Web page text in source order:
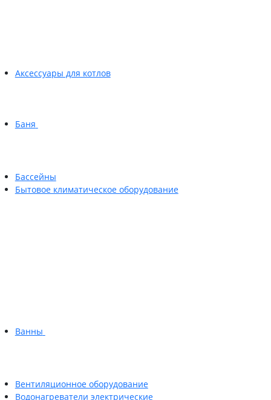
Аксессуары для котлов
Баня
Бассейны
Бытовое климатическое оборудование
Ванны
Вентиляционное оборудование
Водонагреватели электрические